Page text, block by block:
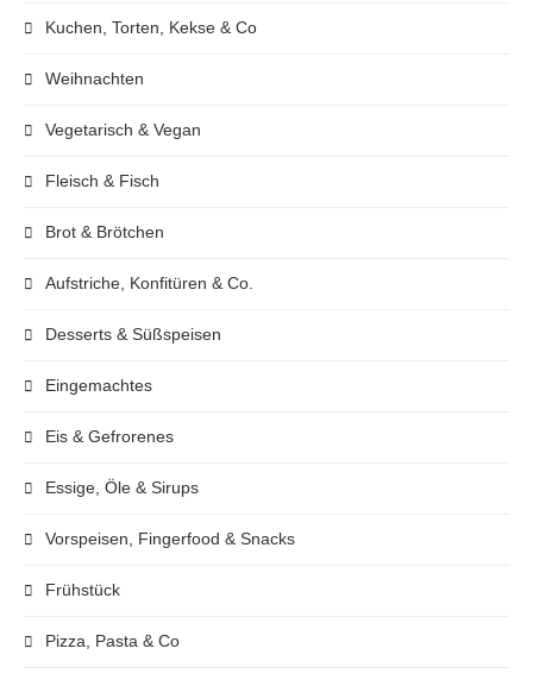
Kuchen, Torten, Kekse & Co
Weihnachten
Vegetarisch & Vegan
Fleisch & Fisch
Brot & Brötchen
Aufstriche, Konfitüren & Co.
Desserts & Süßspeisen
Eingemachtes
Eis & Gefrorenes
Essige, Öle & Sirups
Vorspeisen, Fingerfood & Snacks
Frühstück
Pizza, Pasta & Co